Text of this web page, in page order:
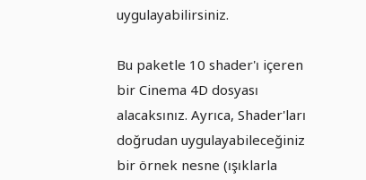
uygulayabilirsiniz.
Bu paketle 10 shader'ı içeren
bir Cinema 4D dosyası
alacaksınız. Ayrıca, Shader'ları
doğrudan uygulayabileceğiniz
bir örnek nesne (ışıklarla